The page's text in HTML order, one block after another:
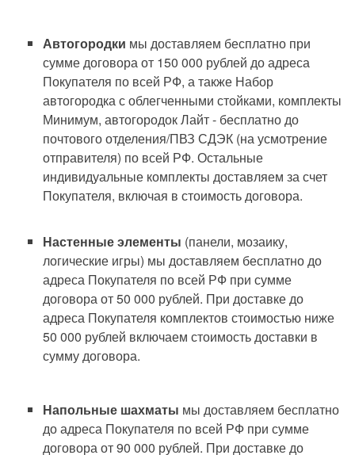
Автогородки мы доставляем бесплатно при
сумме договора от 150 000 рублей до адреса
Покупателя по всей РФ, а также Набор
автогородка с облегченными стойками, комплекты
Минимум, автогородок Лайт - бесплатно до
почтового отделения/ПВЗ СДЭК (на усмотрение
отправителя) по всей РФ. Остальные
индивидуальные комплекты доставляем за счет
Покупателя, включая в стоимость договора.
Настенные элементы (панели, мозаику,
логические игры) мы доставляем бесплатно до
адреса Покупателя по всей РФ при сумме
договора от 50 000 рублей. При доставке до
адреса Покупателя комплектов стоимостью ниже
50 000 рублей включаем стоимость доставки в
сумму договора.
Напольные шахматы мы доставляем бесплатно
до адреса Покупателя по всей РФ при сумме
договора от 90 000 рублей. При доставке до